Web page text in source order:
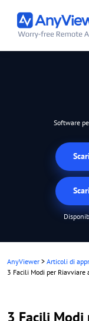
Software
AnyViewer > Articoli di
3 Facili Modi per
3 Facili Modi